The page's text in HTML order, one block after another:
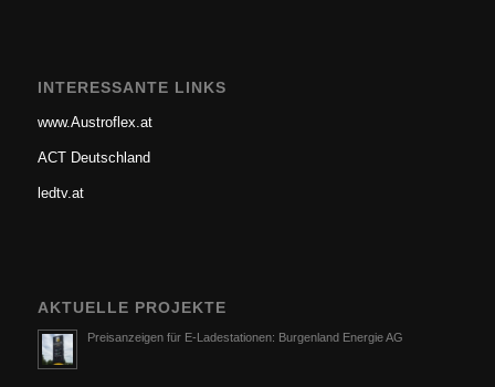
INTERESSANTE LINKS
www.Austroflex.at
ACT Deutschland
ledtv.at
AKTUELLE PROJEKTE
Preisanzeigen für E-Ladestationen: Burgenland Energie AG